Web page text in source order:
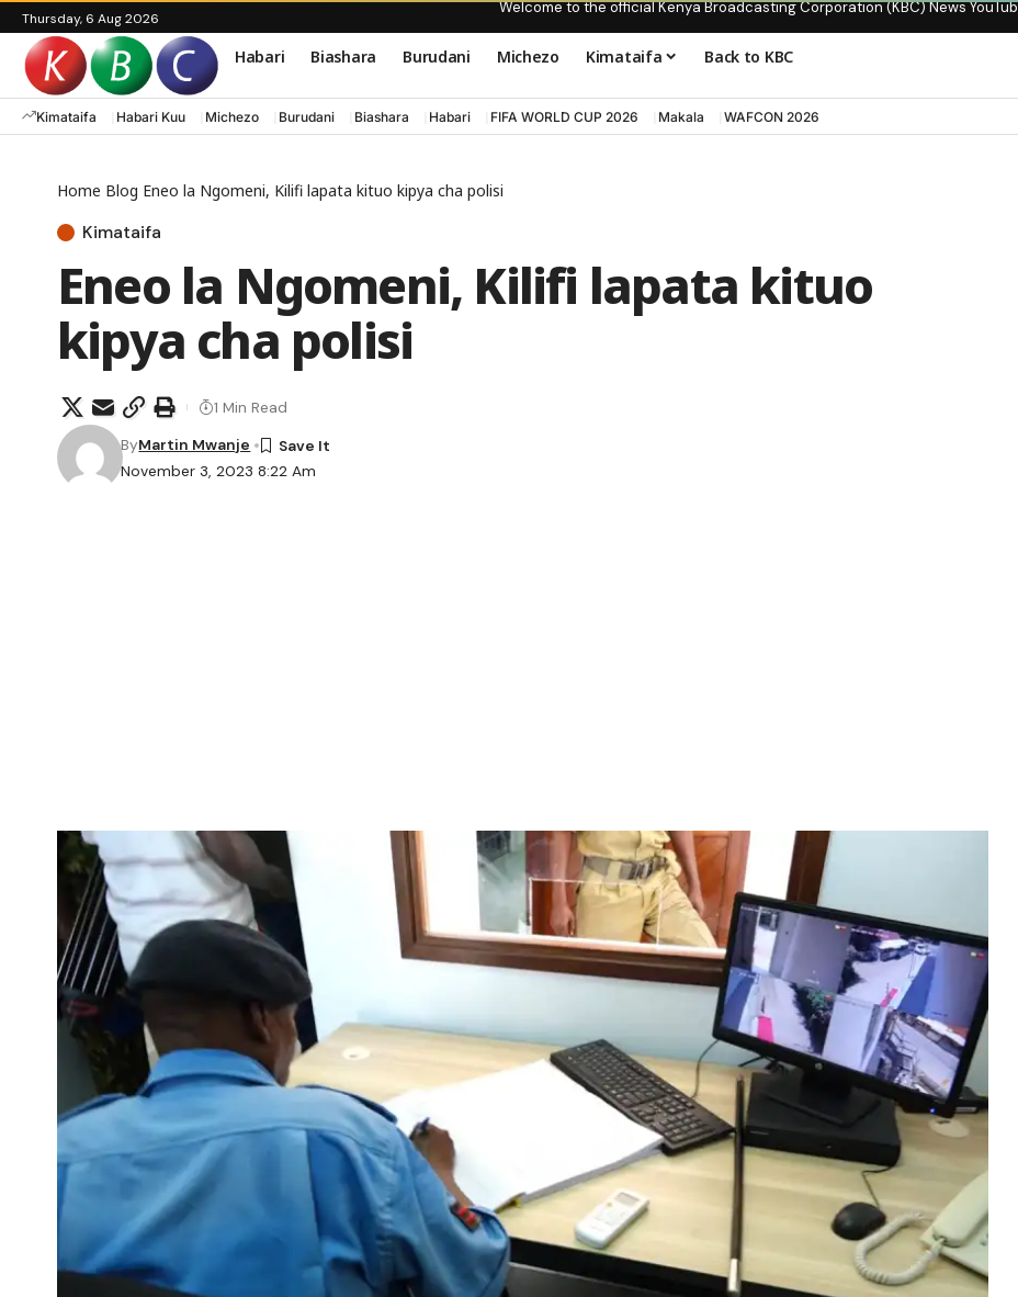
Thursday, 6 Aug 2026
Welcome to the official Kenya Broadcasting Corporation (KBC) News
Habari Biashara Burudani Michezo Kimataifa Back to KBC
Kimataifa Habari Kuu Michezo Burudani Biashara Habari FIFA WORLD CUP 2026 Makala WAFCON 2026
Home Blog Eneo la Ngomeni, Kilifi lapata kituo kipya cha polisi
Kimataifa
Eneo la Ngomeni, Kilifi lapata kituo
kipya cha polisi
November 3, 2023 8:22 Am
ByMartin Mwanje
1 Min Read